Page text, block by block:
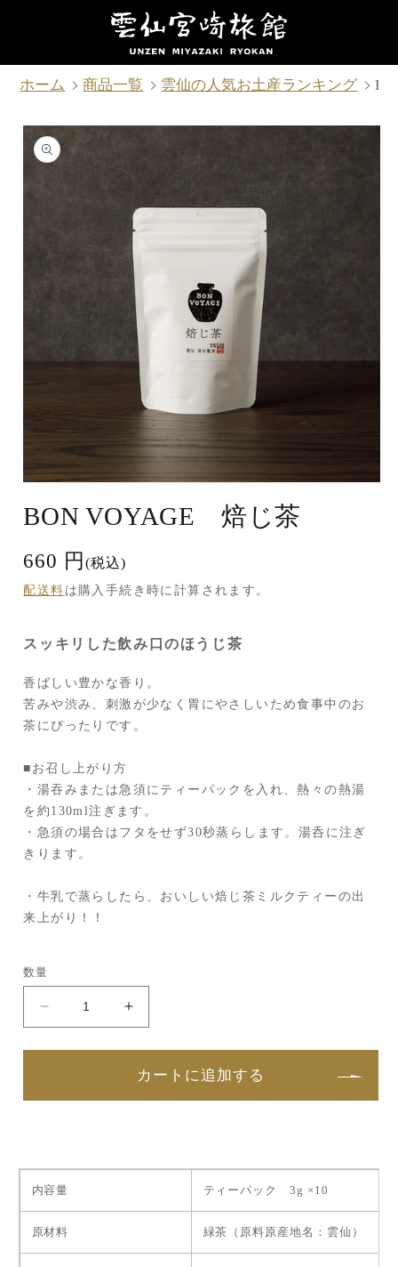
ホーム 商品一覧 雲仙の人気お土産ランキング
商品情
報にス
キップ
ー
ダ
で
メ
デ
を
く
BON VOYAGE 焙じ茶
通
価
660 円(税込)
配送料 は購入手続き時に計算されます。
スッキリした飲み口のほうじ茶
香ばしい豊かな香り。
苦みや渋み、刺激が少なく胃にやさしいため食事中のお
茶にぴったりです。
■お召し上がり方
・湯吞みまたは急須にティーパックを入れ、熱々の熱湯
を約130ml注ぎます。
・急須の場合はフタをせず30秒蒸らします。湯呑に注ぎ
きります。
・牛乳で蒸らしたら、おいしい焙じ茶ミルクティーの出
来上がり！！
数量
VOYAGE
焙
を
ら
BON
VOYAGE
焙
じカートに追加する
内容量 ティーパック 3g ×10
原材料 緑茶（原料原産地名：雲仙）